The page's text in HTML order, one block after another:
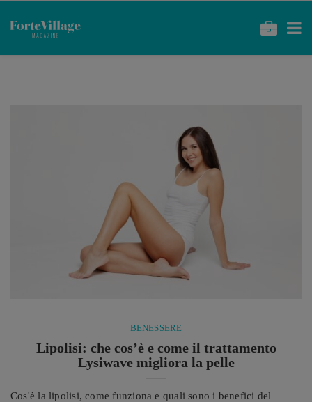
BENESSERE
Lipolisi: che cos’è e come il trattamento
Lysiwave migliora la pelle
Cos'è la lipolisi, come funziona e quali sono i benefici del